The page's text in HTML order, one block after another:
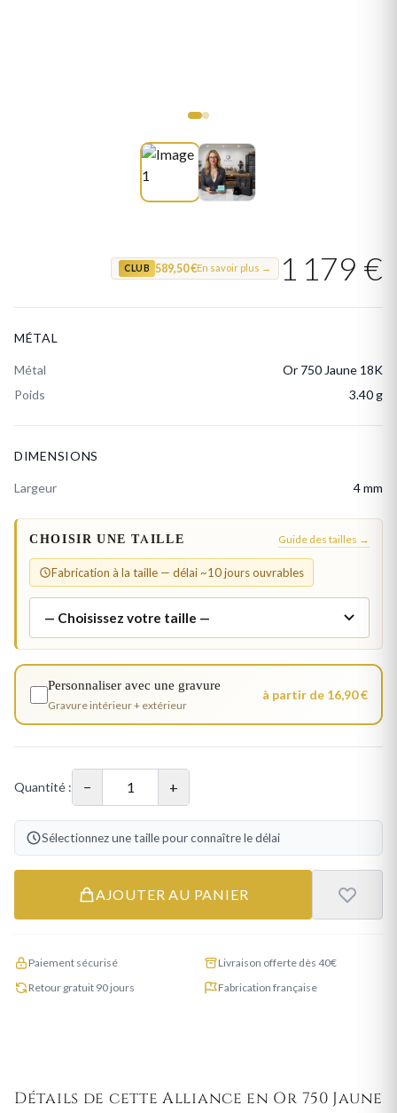
CLUB 589,50 €En savoir plus → 1 179 €
MÉTAL
Métal
Or 750 Jaune 18K
Poids
3.40 g
DIMENSIONS
Largeur 4 mm
CHOISIR UNE TAILLE Guide des tailles →
Fabrication à la taille — délai ~10 jours ouvrables
Personnaliser avec une gravure
Gravure intérieur + extérieur
à partir de 16,90 €
Quantité : − +
Sélectionnez une taille pour connaître le délai
AJOUTER AU PANIER
Paiement sécurisé
Livraison offerte dès 40€
Retour gratuit 90 jours
Fabrication française
Détails de cette Alliance en Or 750 Jaune